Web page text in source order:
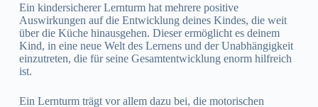
Ein kindersicherer Lernturm hat mehrere positive
Auswirkungen auf die Entwicklung deines Kindes, die weit
über die Küche hinausgehen. Dieser ermöglicht es deinem
Kind, in eine neue Welt des Lernens und der Unabhängigkeit
einzutreten, die für seine Gesamtentwicklung enorm hilfreich
ist.
Ein Lernturm trägt vor allem dazu bei, die motorischen